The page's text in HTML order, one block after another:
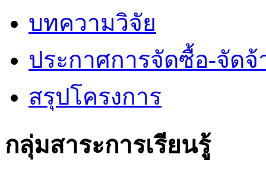
บทความวิจัย
ประกาศการจัดซื้อ-จัดจ้
สรุปโครงการ
กลุ่มสาระการเรียนรู้